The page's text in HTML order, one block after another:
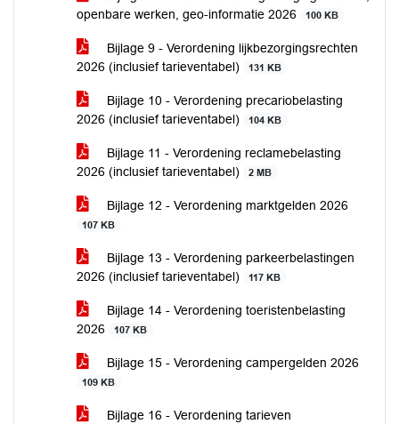
openbare werken, geo-informatie 2026
100 KB
Bijlage 9 - Verordening lijkbezorgingsrechten
2026 (inclusief tarieventabel)
131 KB
Bijlage 10 - Verordening precariobelasting
2026 (inclusief tarieventabel)
104 KB
Bijlage 11 - Verordening reclamebelasting
2026 (inclusief tarieventabel)
2 MB
Bijlage 12 - Verordening marktgelden 2026
107 KB
Bijlage 13 - Verordening parkeerbelastingen
2026 (inclusief tarieventabel)
117 KB
Bijlage 14 - Verordening toeristenbelasting
2026
107 KB
Bijlage 15 - Verordening campergelden 2026
109 KB
Bijlage 16 - Verordening tarieven